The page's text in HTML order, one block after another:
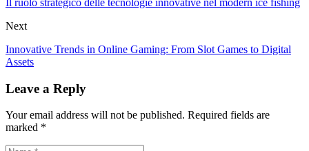
Il ruolo strategico delle tecnologie innovative nel modern ice fishing
Next
Innovative Trends in Online Gaming: From Slot Games to Digital
Assets
Leave a Reply
Your email address will not be published. Required fields are
marked *